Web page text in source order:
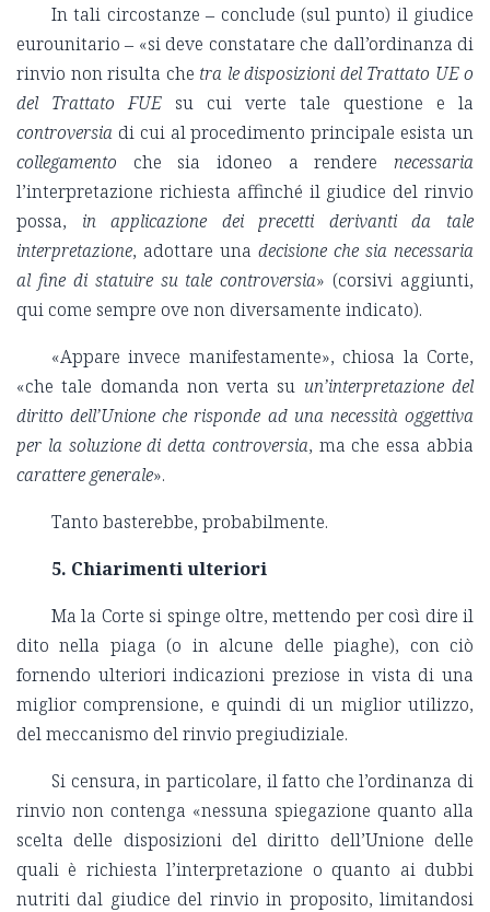
In tali circostanze ‒ conclude (sul punto) il giudice
eurounitario ‒ «si deve constatare che dall’ordinanza di
rinvio non risulta che tra le disposizioni del Trattato UE o
del Trattato FUE su cui verte tale questione e la
controversia di cui al procedimento principale esista un
collegamento che sia idoneo a rendere necessaria
l’interpretazione richiesta affinché il giudice del rinvio
possa, in applicazione dei precetti derivanti da tale
interpretazione, adottare una decisione che sia necessaria
al fine di statuire su tale controversia» (corsivi aggiunti,
qui come sempre ove non diversamente indicato).
«Appare invece manifestamente», chiosa la Corte,
«che tale domanda non verta su un’interpretazione del
diritto dell’Unione che risponde ad una necessità oggettiva
per la soluzione di detta controversia, ma che essa abbia
carattere generale».
Tanto basterebbe, probabilmente.
5. Chiarimenti ulteriori
Ma la Corte si spinge oltre, mettendo per così dire il
dito nella piaga (o in alcune delle piaghe), con ciò
fornendo ulteriori indicazioni preziose in vista di una
miglior comprensione, e quindi di un miglior utilizzo,
del meccanismo del rinvio pregiudiziale.
Si censura, in particolare, il fatto che l’ordinanza di
rinvio non contenga «nessuna spiegazione quanto alla
scelta delle disposizioni del diritto dell’Unione delle
quali è richiesta l’interpretazione o quanto ai dubbi
nutriti dal giudice del rinvio in proposito, limitandosi